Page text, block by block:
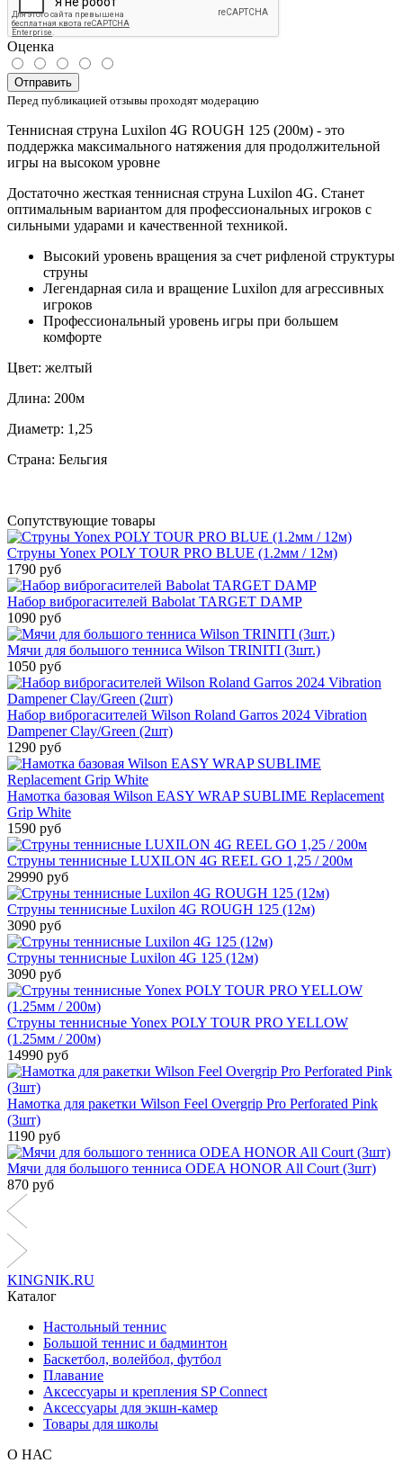
Оценка
Отправить
Перед публикацией отзывы проходят модерацию
Теннисная струна Luxilon 4G ROUGH 125 (200м) - это
поддержка максимального натяжения для продолжительной
игры на высоком уровне
Достаточно жесткая теннисная струна Luxilon 4G. Станет
оптимальным вариантом для профессиональных игроков с
сильными ударами и качественной техникой.
Высокий уровень вращения за счет рифленой структуры
струны
Легендарная сила и вращение Luxilon для агрессивных
игроков
Профессиональный уровень игры при большем
комфорте
Цвет: желтый
Длина: 200м
Диаметр: 1,25
Страна: Бельгия
Сопутствующие товары
Струны Yonex POLY TOUR PRO BLUE (1.2мм / 12м)
1790 руб
Набор виброгасителей Babolat TARGET DAMP
1090 руб
Мячи для большого тенниса Wilson TRINITI (3шт.)
1050 руб
Набор виброгасителей Wilson Roland Garros 2024 Vibration
Dampener Clay/Green (2шт)
1290 руб
Намотка базовая Wilson EASY WRAP SUBLIME Replacement
Grip White
1590 руб
Струны теннисные LUXILON 4G REEL GO 1,25 / 200м
29990 руб
Струны теннисные Luxilon 4G ROUGH 125 (12м)
3090 руб
Струны теннисные Luxilon 4G 125 (12м)
3090 руб
Струны теннисные Yonex POLY TOUR PRO YELLOW
(1.25мм / 200м)
14990 руб
Намотка для ракетки Wilson Feel Overgrip Pro Perforated Pink
(3шт)
1190 руб
Мячи для большого тенниса ODEA HONOR All Court (3шт)
870 руб
KINGNIK.RU
Каталог
Настольный теннис
Большой теннис и бадминтон
Баскетбол, волейбол, футбол
Плавание
Аксессуары и крепления SP Connect
Аксессуары для экшн-камер
Товары для школы
О НАС